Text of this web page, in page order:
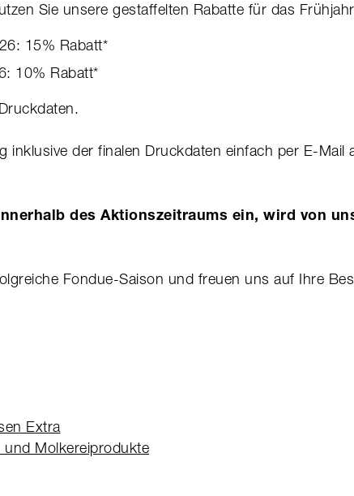
Sie unsere gestaffelten Rabatte für das
15% Rabatt*
10% Rabatt*
inklusive der finalen Druckdaten einfach per E-Mail
des Aktionszeitraums ein, wird von
Fondue-Saison und freuen uns auf Ihre
Extra
Molkereiprodukte